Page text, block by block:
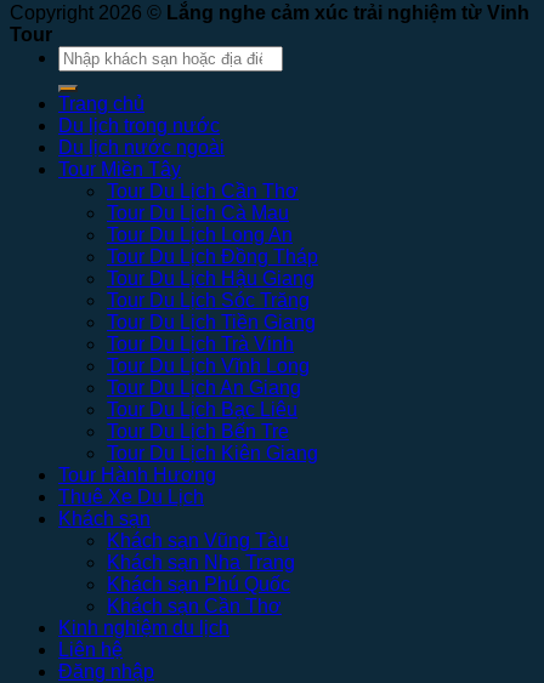
Copyright 2026 © Lắng nghe cảm xúc trải nghiệm từ Vinh
Tour
Tìm
kiếm:
Trang chủ
Du lịch trong nước
Du lịch nước ngoài
Tour Miền Tây
Tour Du Lịch Cần Thơ
Tour Du Lịch Cà Mau
Tour Du Lịch Long An
Tour Du Lịch Đồng Tháp
Tour Du Lịch Hậu Giang
Tour Du Lịch Sóc Trăng
Tour Du Lịch Tiền Giang
Tour Du Lịch Trà Vinh
Tour Du Lịch Vĩnh Long
Tour Du Lịch An Giang
Tour Du Lịch Bạc Liêu
Tour Du Lịch Bến Tre
Tour Du Lịch Kiên Giang
Tour Hành Hương
Thuê Xe Du Lịch
Khách sạn
Khách sạn Vũng Tàu
Khách sạn Nha Trang
Khách sạn Phú Quốc
Khách sạn Cần Thơ
Kinh nghiệm du lịch
Liên hệ
Đăng nhập